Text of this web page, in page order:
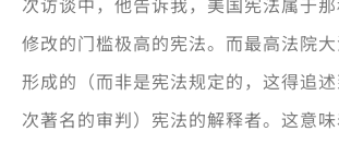
修改的门槛极高的宪法。而最高法院
形成的（而非是宪法规定的，这得追
次著名的审判）宪法的解释者。这意